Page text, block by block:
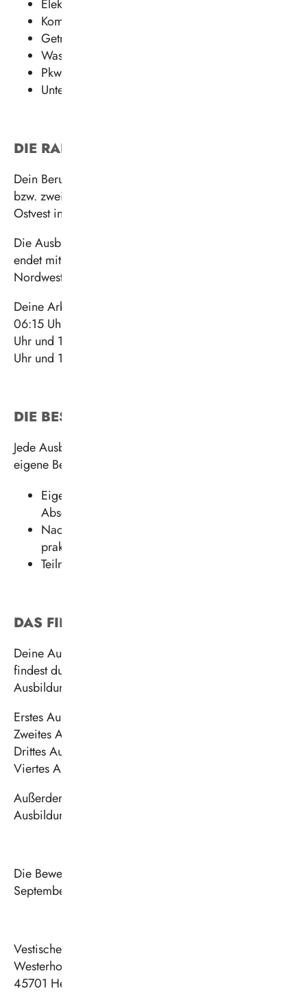
Elektrik
Kommunikationselektronik
Getriebe
Wasserstoff- und Hochvolttechnik
Pkw
Untersuchungen
DIE RAHMENBEDINGUNGEN
Dein Berufsschulunterricht findet in Teilzeitform an ein
bzw. zwei Tagen in der Woche am Berufskolleg
Ostvest in Datteln statt.
Die Ausbildungsdauer beträgt dreieinhalb Jahre und
endet mit der Abschlussprüfung vor der IHK
Nordwestfalen.
Deine Arbeitszeit beginnt Montag bis Freitag zwischen
06:15 Uhr und 06:45 Uhr und endet zwischen 14:45
Uhr und 15:15 Uhr – freitags bereits zwischen 13:45
Uhr und 14:15 Uhr.
DIE BESONDERHEITEN
Jede Ausbildung ist unterschiedlich und jede hat
eigene Besonderheiten. Dazu zählen in diesem Fall:
Eigene Vorbereitung der Azubis auf die
Abschlussprüfungen
Nachbereitung des Berufsschulunterrichts an
praktischen Beispielen
Teilnahme an Schweißlehrgängen
DAS FINANZIELLE
Deine Ausbildung wird nach Tarif vergütet. Hier
findest du die Staffelung der einzelnen
Ausbildungsjahre:
Erstes Ausbildungsjahr: 1.368,26 €
Zweites Ausbildungsjahr: 1.418,20 €
Drittes Ausbildungsjahr: 1.464,02 €
Viertes Ausbildungsjahr: 1.527,59 €
Außerdem: Jahressonderzahlung,
Ausbildungsmittelzuschuss, Abschlussprüfungsprämie
Die Bewerbung für den Ausbildungsbeginn am 1.
September 2027 ist ab sofort möglich.
Vestische Straßenbahnen GmbH
Westerholter Straße 550
45701 Herten